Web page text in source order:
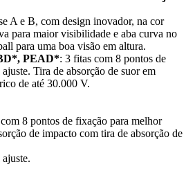
A e B, com design inovador, na cor
para maior visibilidade e aba curva no
para uma boa visão em altura.
PEAD*: 3 fitas com 8 pontos de
Tira de absorção de suor em
de até 30.000 V.
com 8 pontos de fixação para melhor
de impacto com tira de absorção de